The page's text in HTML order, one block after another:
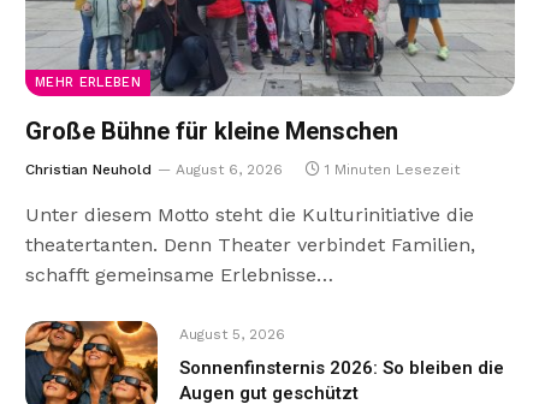
MEHR ERLEBEN
Große Bühne für kleine Menschen
Christian Neuhold August 6, 2026 1 Minuten Lesezeit
Unter diesem Motto steht die Kulturinitiative die
theatertanten. Denn Theater verbindet Familien,
schafft gemeinsame Erlebnisse…
August 5, 2026
Sonnenfinsternis 2026: So bleiben die
Augen gut geschützt